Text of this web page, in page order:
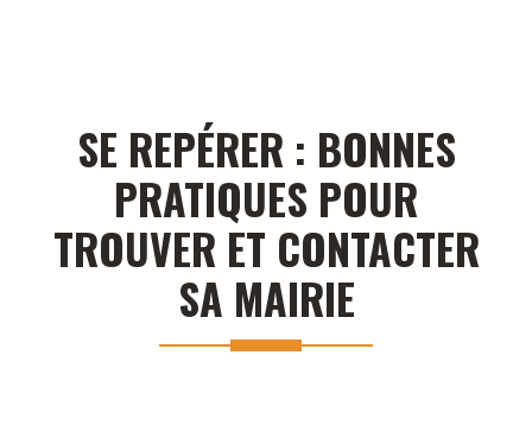
SE REPÉRER : BONNES
PRATIQUES POUR
TROUVER ET CONTACTER
SA MAIRIE